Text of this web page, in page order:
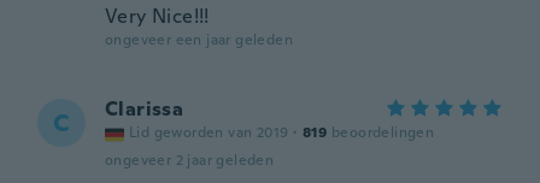
Very Nice!!!
ongeveer een jaar geleden
C Clarissa
Lid geworden van 2019 · 819 beoordelingen
ongeveer 2 jaar geleden